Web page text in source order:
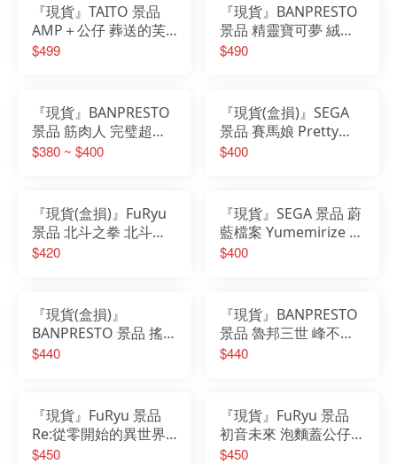
『現貨』TAITO 景品
AMP＋公仔 葬送的芙
莉蓮 芙莉蓮 再販
$499
『現貨』BANPRESTO
景品 精靈寶可夢 絨毛
玩偶 伊布朋友們 伊布
$490
『現貨』BANPRESTO
景品 筋肉人 完璧超人
始祖篇 完美超人始祖編
$380 ~ $400
『現貨(盒損)』SEGA
景品 賽馬娘 Pretty
Xstellar 公仔 里見皇冠
$400
『現貨(盒損)』FuRyu
景品 北斗之拳 北斗の
拳 北斗神拳 拳四郎 健
$420
『現貨』SEGA 景品 蔚
藍檔案 Yumemirize 公
仔 黑見茜香
$400
『現貨(盒損)』
BANPRESTO 景品 搖曳
露營 SEASON3 土岐綾
$440
『現貨』BANPRESTO
景品 魯邦三世 峰不二
子 公仔
$440
『現貨』FuRyu 景品
Re:從零開始的異世界
生活 拉姆 雷姆
$450
『現貨』FuRyu 景品
初音未來 泡麵蓋公仔
花仙子 鈴蘭
$450